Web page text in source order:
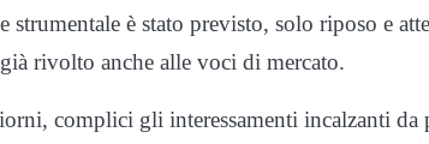
è stato previsto, solo riposo e
rivolto anche alle voci di mercato.
complici gli interessamenti incalzanti da